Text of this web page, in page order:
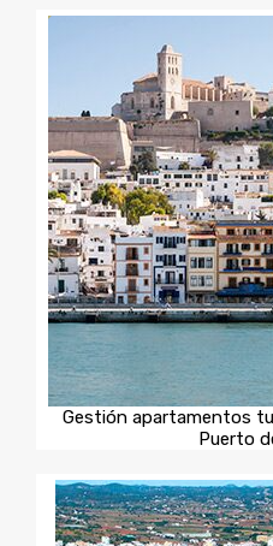
Gestión apartamentos
Puerto